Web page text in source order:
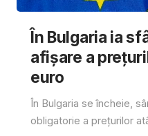
În Bulgaria ia
afișare a
euro
În Bulgaria se încheie,
obligatorie a prețurilor